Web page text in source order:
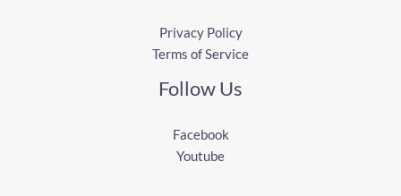
Privacy Policy
Terms of Service
Follow Us
Facebook
Youtube